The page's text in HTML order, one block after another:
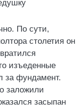
По сути,
столетия он
изъеденные
за фундамент.
заложили
засыпан